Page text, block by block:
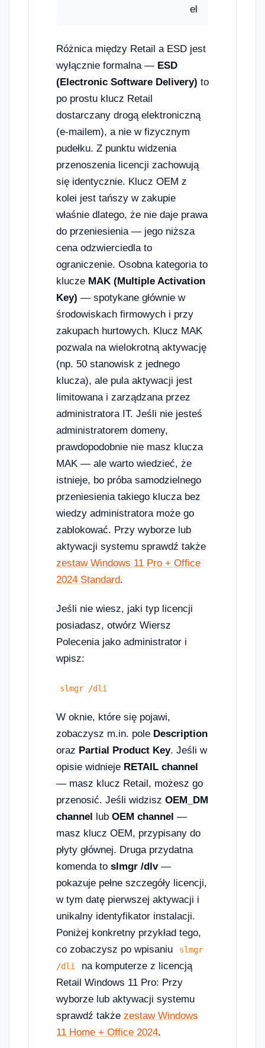
el
Różnica między Retail a ESD jest
wyłącznie formalna — ESD
(Electronic Software Delivery) to
po prostu klucz Retail
dostarczany drogą elektroniczną
(e-mailem), a nie w fizycznym
pudełku. Z punktu widzenia
przenoszenia licencji zachowują
się identycznie. Klucz OEM z
kolei jest tańszy w zakupie
właśnie dlatego, że nie daje prawa
do przeniesienia — jego niższa
cena odzwierciedla to
ograniczenie. Osobna kategoria to
klucze MAK (Multiple Activation
Key) — spotykane głównie w
środowiskach firmowych i przy
zakupach hurtowych. Klucz MAK
pozwala na wielokrotną aktywację
(np. 50 stanowisk z jednego
klucza), ale pula aktywacji jest
limitowana i zarządzana przez
administratora IT. Jeśli nie jesteś
administratorem domeny,
prawdopodobnie nie masz klucza
MAK — ale warto wiedzieć, że
istnieje, bo próba samodzielnego
przeniesienia takiego klucza bez
wiedzy administratora może go
zablokować. Przy wyborze lub
aktywacji systemu sprawdź także
zestaw Windows 11 Pro + Office
2024 Standard.
Jeśli nie wiesz, jaki typ licencji
posiadasz, otwórz Wiersz
Polecenia jako administrator i
wpisz:
slmgr /dli
W oknie, które się pojawi,
zobaczysz m.in. pole Description
oraz Partial Product Key. Jeśli w
opisie widnieje RETAIL channel
— masz klucz Retail, możesz go
przenosić. Jeśli widzisz OEM_DM
channel lub OEM channel —
masz klucz OEM, przypisany do
płyty głównej. Druga przydatna
komenda to slmgr /dlv—
pokazuje pełne szczegóły licencji,
w tym datę pierwszej aktywacji i
unikalny identyfikator instalacji.
Poniżej konkretny przykład tego,
co zobaczysz po wpisaniu
slmgr
/dli
na komputerze z licencją
Retail Windows 11 Pro: Przy
wyborze lub aktywacji systemu
sprawdź także zestaw Windows
11 Home + Office 2024.